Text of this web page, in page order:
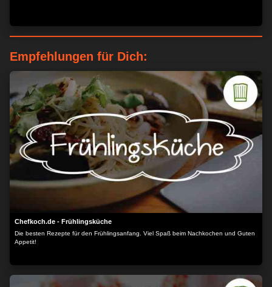
Empfehlungen für Dich:
Chefkoch.de - Frühlingsküche
Die besten Rezepte für den Frühlingsanfang. Viel Spaß beim Nachkochen und Guten
Appetit!